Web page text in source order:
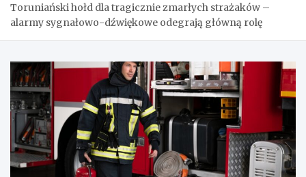
Toruniański hołd dla tragicznie zmarłych strażaków –
alarmy sygnałowo-dźwiękowe odegrają główną rolę